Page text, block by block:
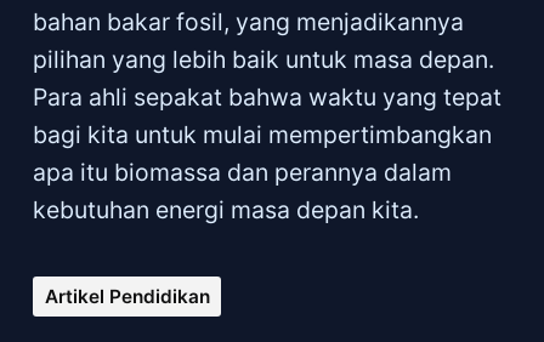
bahan bakar fosil, yang menjadikannya
pilihan yang lebih baik untuk masa depan.
Para ahli sepakat bahwa waktu yang tepat
bagi kita untuk mulai mempertimbangkan
apa itu biomassa dan perannya dalam
kebutuhan energi masa depan kita.
Artikel Pendidikan